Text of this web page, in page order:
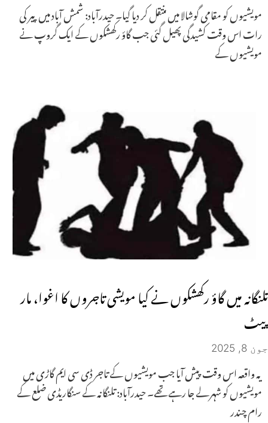
مویشیوں کو مقامی گوشالا میں منتقل کر دیا گیا۔ حیدرآباد: شمش آباد میں پیر کی
رات اس وقت کشیدگی پھیل گئی جب گاؤ رکھشکوں کے ایک گروپ نے
مویشیوں کے
تلنگانہ میں گاؤ رکھشکوں نے کیا مویشی تاجروں کا اغوا، مار
پیٹ
جون 8, 2025
یہ واقعہ اس وقت پیش آیا جب مویشیوں کے تاجر ڈی سی ایم گاڑی میں
مویشیوں کو شہر لے جا رہے تھے۔ حیدرآباد: تلنگانہ کے سنگاریڈی ضلع کے
رام چندر